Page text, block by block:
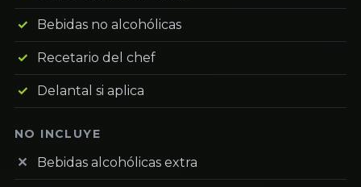
Bebidas no alcohólicas
Recetario del chef
Delantal si aplica
NO INCLUYE
Bebidas alcohólicas extra